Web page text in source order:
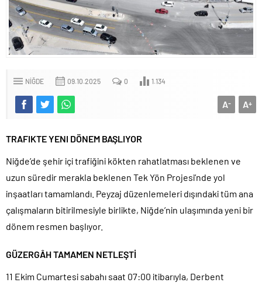
NIĞDE 09.10.2025 0 1.134
A+
A-
TRAFIKTE YENI DÖNEM BAŞLIYOR
Niğde’de şehir içi trafiğini kökten rahatlatması beklenen ve
uzun süredir merakla beklenen Tek Yön Projesi’nde yol
inşaatları tamamlandı. Peyzaj düzenlemeleri dışındaki tüm ana
çalışmaların bitirilmesiyle birlikte, Niğde’nin ulaşımında yeni bir
dönem resmen başlıyor.
GÜZERGÂH TAMAMEN NETLEŞTİ
11 Ekim Cumartesi sabahı saat 07:00 itibarıyla, Derbent